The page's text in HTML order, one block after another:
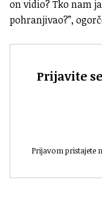
on vidio? Tko nam
pohranjivao?”,
Prijavite
Prijavom pristajete